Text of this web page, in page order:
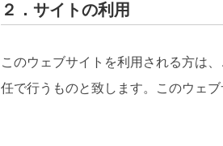
２．サイトの利用
このウェブサイトを利用される方は
任で行うものと致します。このウェ